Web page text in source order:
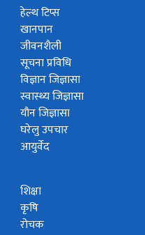
हेल्थ टिप्स
खानपान
जीवनशैली
सूचना प्रविधि
विज्ञान जिज्ञासा
स्वास्थ्य जिज्ञासा
यौन जिज्ञासा
घरेलु उपचार
आयुर्वेद
शिक्षा
कृषि
रोचक